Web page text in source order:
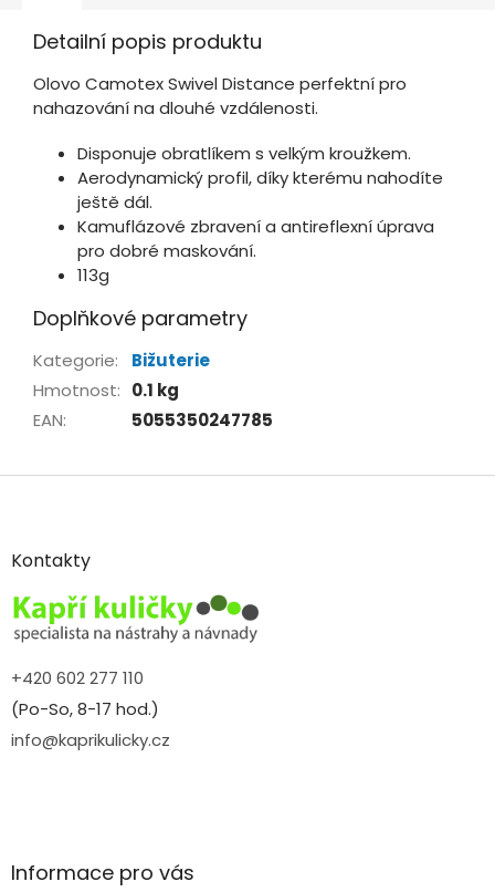
Detailní popis produktu
Olovo Camotex Swivel Distance perfektní pro
nahazování na dlouhé vzdálenosti.
Disponuje obratlíkem s velkým kroužkem.
Aerodynamický profil, díky kterému nahodíte
ještě dál.
Kamuflázové zbravení a antireflexní úprava
pro dobré maskování.
113g
Doplňkové parametry
Kategorie:
Bižuterie
Hmotnost: 0.1 kg
EAN: 5055350247785
Z
aKontakty
+420 602 277 110
(Po-So, 8-17 hod.)
info@kaprikulicky.cz
Informace pro vás